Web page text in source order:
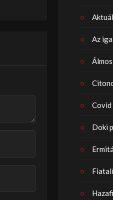
Az
Covid
Doki